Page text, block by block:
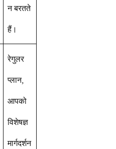
न बरतते
हैं।
रेगुलर
प्लान,
आपको
विशेषज्ञ
मार्गदर्शन